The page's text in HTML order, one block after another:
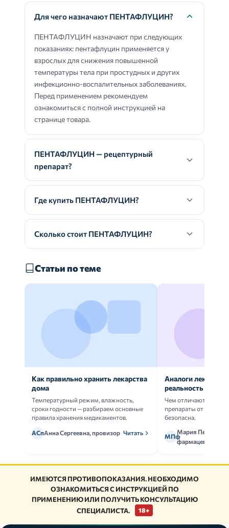
Для чего назначают ПЕНТАФЛУЦИН?
ПЕНТАФЛУЦИН назначают при следующих
показаниях: пентафлуцин применяется у
взрослых для снижения повышенной
температуры тела при простудных и других
инфекционно-воспалительных заболеваниях.
Перед применением рекомендуем
ознакомиться с полной инструкцией на
странице товара.
ПЕНТАФЛУЦИН — рецептурный
препарат?
Где купить ПЕНТАФЛУЦИН?
Сколько стоит ПЕНТАФЛУЦИН?
Статьи по теме
Как правильно хранить лекарства
дома
Температурный режим, влажность,
сроки годности — разбираем основные
правила хранения медикаментов.
АСпАнна Сергеевна, провизор Читать
Аналоги
реальность
Чем отличаются
препараты от
безопасна.
МПф
Мария Петрова,
фармацевт
ИМЕЮТСЯ ПРОТИВОПОКАЗАНИЯ. НЕОБХОДИМО
ОЗНАКОМИТЬСЯ С ИНСТРУКЦИЕЙ ПО
ПРИМЕНЕНИЮ ИЛИ ПОЛУЧИТЬ КОНСУЛЬТАЦИЮ
СПЕЦИАЛИСТА.
18+